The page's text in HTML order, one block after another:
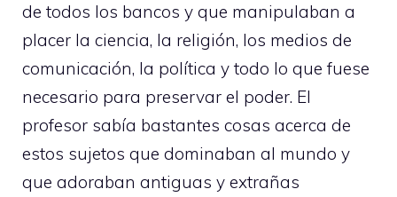
de todos los bancos y que manipulaban a
placer la ciencia, la religión, los medios de
comunicación, la política y todo lo que fuese
necesario para preservar el poder. El
profesor sabía bastantes cosas acerca de
estos sujetos que dominaban al mundo y
que adoraban antiguas y extrañas